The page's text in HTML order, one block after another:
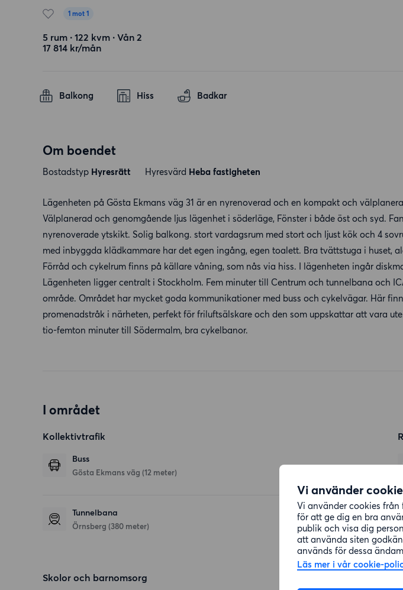
Vi använder
Vi använder cookies
för att ge dig en bra
publik och visa dig
att använda siten
används för dessa
Läs mer i vår cookie-
1 mot 1
5 rum ∙ 122 kvm ∙ Vån 2
17 814 kr/mån
Balkong Hiss Badkar
Om boendet
Bostadstyp Hyresrätt Hyresvärd Heba fastigheten
Lägenheten på Gösta Ekmans väg 31 är en nyrenoverad och en kompakt och
Välplanerad och genomgående ljus lägenhet i söderläge, Fönster i både öst och syd.
nyrenoverade ytskikt. Solig balkong. stort vardagsrum med stort och ljust kök och 4
med inbyggda klädkammare har det egen ingång, egen toalett. Bra tvättstuga i huset,
Förråd och cykelrum finns på källare våning, som nås via hiss. I lägenheten ingår
Lägenheten ligger centralt i Stockholm. Fem minuter till Centrum och tunnelbana och
område. Området har mycket goda kommunikationer med buss och cykelvägar. Här
promenadstråk i närheten, perfekt för friluftsälskare och den som uppskattar att vara
tio-femton minuter till Södermalm, bra cykelbanor.
I området
Kollektivtrafik
Buss
Gösta Ekmans väg (12 meter)
Tunnelbana
Örnsberg (380 meter)
Skolor och barnomsorg